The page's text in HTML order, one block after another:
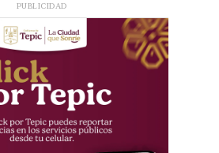
PUBLICIDAD